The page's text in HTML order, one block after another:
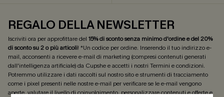
REGALO DELLA NEWSLETTER
Iscriviti ora per approfittare del 15% di sconto senza minimo d'ordine e del 20%
di sconto su 2 o più articoli! *Un codice per ordine. Inserendo il tuo indirizzo e-
mail, acconsenti a ricevere e-mail di marketing (compresi contenuti generati
dall'intelligenza artificiale) da Cupshe e accetti i nostri Termini e condizioni.
Potremmo utilizzare i dati raccolti sul nostro sito e strumenti di tracciamento
come i pixel presenti nelle nostre e-mail per verificare se le e-mail vengono
aperte, valutare il livello di coinvolgimento, personalizzare contenuti e offerte e